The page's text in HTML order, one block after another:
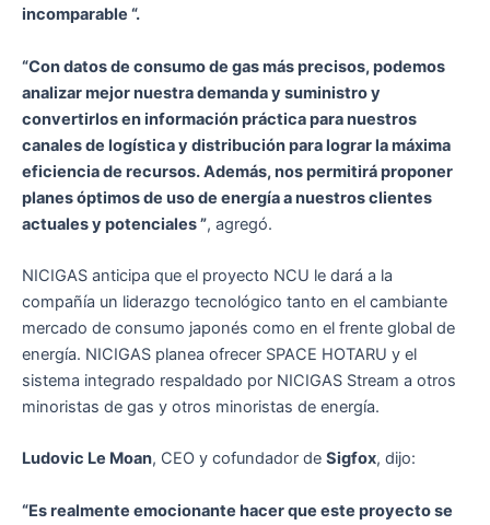
incomparable “.
“Con datos de consumo de gas más precisos, podemos
analizar mejor nuestra demanda y suministro y
convertirlos en información práctica para nuestros
canales de logística y distribución para lograr la máxima
eficiencia de recursos. Además, nos permitirá proponer
planes óptimos de uso de energía a nuestros clientes
actuales y potenciales ”, agregó.
NICIGAS anticipa que el proyecto NCU le dará a la
compañía un liderazgo tecnológico tanto en el cambiante
mercado de consumo japonés como en el frente global de
energía. NICIGAS planea ofrecer SPACE HOTARU y el
sistema integrado respaldado por NICIGAS Stream a otros
minoristas de gas y otros minoristas de energía.
Ludovic Le Moan, CEO y cofundador de Sigfox, dijo:
“Es realmente emocionante hacer que este proyecto se